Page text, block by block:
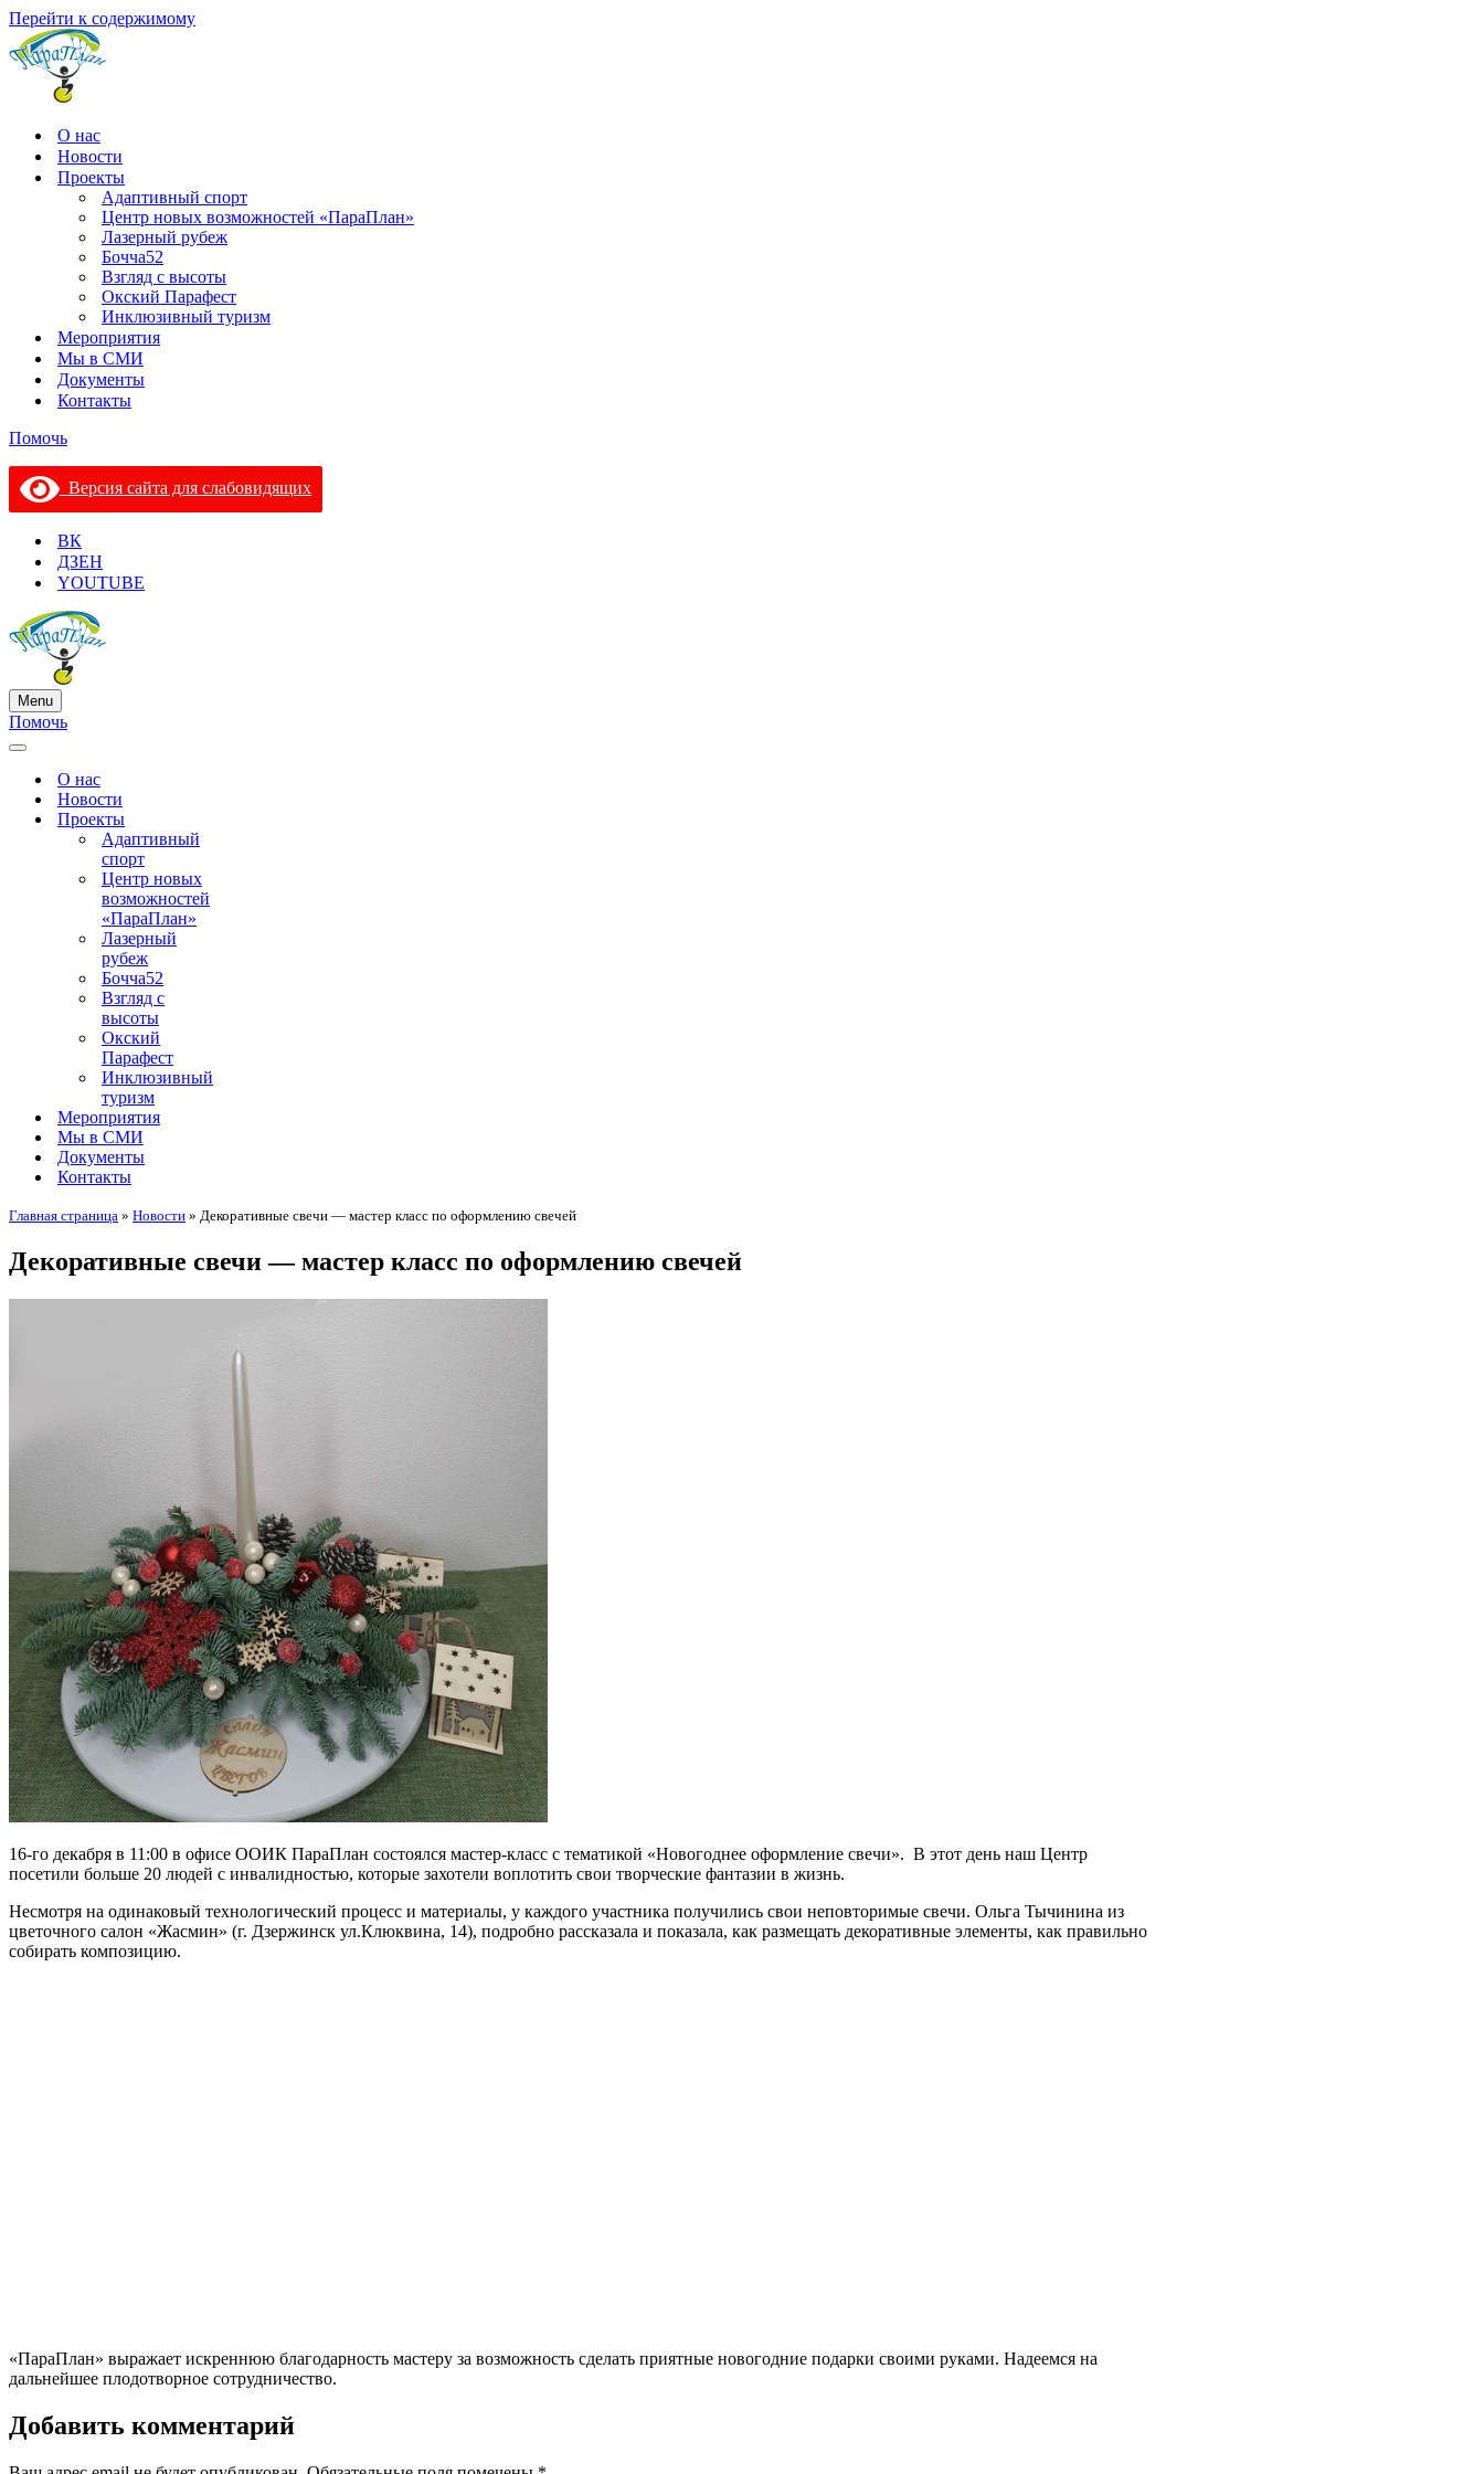
Перейти к содержимому
О нас
Новости
Проекты
Адаптивный спорт
Центр новых возможностей «ПараПлан»
Лазерный рубеж
Бочча52
Взгляд с высоты
Окский Парафест
Инклюзивный туризм
Мероприятия
Мы в СМИ
Документы
Контакты
Помочь
Версия сайта для слабовидящих
ВК
ДЗЕН
YOUTUBE
Menu
Меню
навигации
Помочь
Меню
навигацииО нас
Новости
Проекты
Адаптивный
спорт
Центр новых
возможностей
«ПараПлан»
Лазерный
рубеж
Бочча52
Взгляд с
высоты
Окский
Парафест
Инклюзивный
туризм
Мероприятия
Мы в СМИ
Документы
Контакты
Главная страница » Новости » Декоративные свечи — мастер класс по оформлению свечей
Декоративные свечи — мастер класс по оформлению свечей
16-го декабря в 11:00 в офисе ООИК ПараПлан состоялся мастер-класс с тематикой «Новогоднее оформление свечи». В этот день наш Центр
посетили больше 20 людей с инвалидностью, которые захотели воплотить свои творческие фантазии в жизнь.
Несмотря на одинаковый технологический процесс и материалы, у каждого участника получились свои неповторимые свечи. Ольга Тычинина из
цветочного салон «Жасмин» (г. Дзержинск ул.Клюквина, 14), подробно рассказала и показала, как размещать декоративные элементы, как правильно
собирать композицию.
«ПараПлан» выражает искреннюю благодарность мастеру за возможность сделать приятные новогодние подарки своими руками. Надеемся на
дальнейшее плодотворное сотрудничество.
Добавить комментарий